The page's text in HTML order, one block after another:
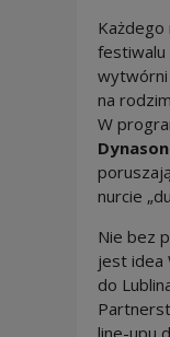
festiwalu
wytwórni
na
W
nurcie
Nie bez
jest idea
do